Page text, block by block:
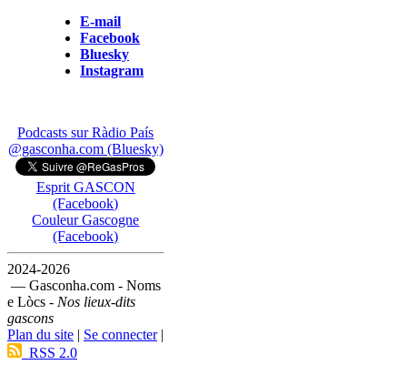
E-mail
Facebook
Bluesky
Instagram
Podcasts sur Ràdio País
@gasconha.com (Bluesky)
Esprit GASCON
(Facebook)
Couleur Gascogne
(Facebook)
2024-2026
— Gasconha.com - Noms
e Lòcs - Nos lieux-dits
gascons
Plan du site | Se connecter|
RSS 2.0